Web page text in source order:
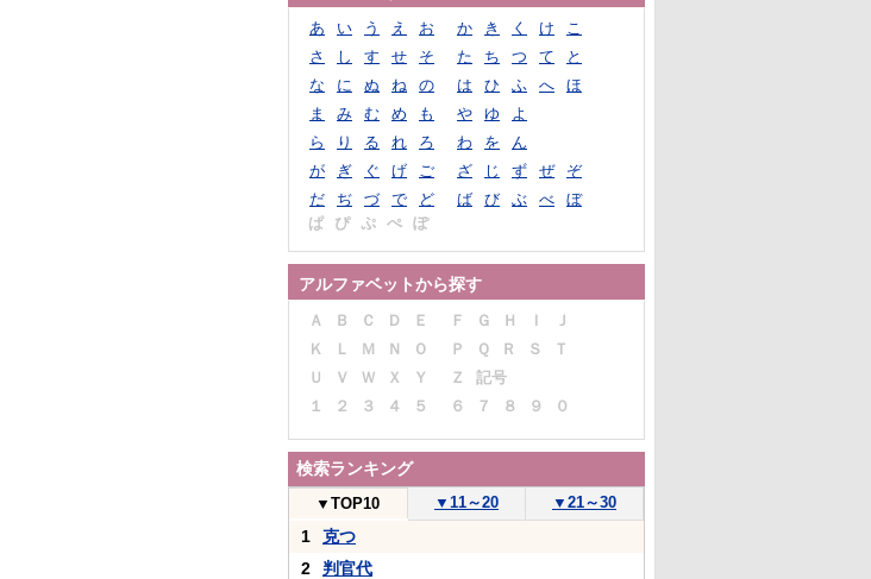
あ い う え お か き く け
こ
さ
し す せ そ た ち つ て
と
な
に ぬ ね の は ひ ふ へ
ほ
ま
み む め も や ゆ
よ
ら
り る れ ろ わ を
ん
が
ぎ ぐ げ ご ざ じ ず ぜ
ぞ
だ
ぢ づ で ど ば び ぶ べ
ぼ
ぱ
ぴ ぷ ぺ ぽ
アルファベットから探す
Ａ Ｂ Ｃ Ｄ Ｅ Ｆ Ｇ Ｈ Ｉ
Ｊ
Ｋ
Ｌ Ｍ Ｎ Ｏ Ｐ Ｑ Ｒ Ｓ
Ｔ
Ｕ
Ｖ Ｗ Ｘ Ｙ Ｚ
記号
１
２ ３ ４ ５ ６ ７ ８ ９ ０
検索ランキング
▼ TOP10 ▼ 11～20 ▼ 21～30
1
克つ
2
判官代